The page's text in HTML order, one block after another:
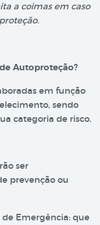
a coimas em caso
Autoproteção?
em função
sendo
categoria de risco.
ser
prevenção ou
Emergência: que